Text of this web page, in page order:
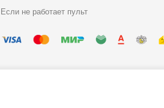
Если не работает пульт